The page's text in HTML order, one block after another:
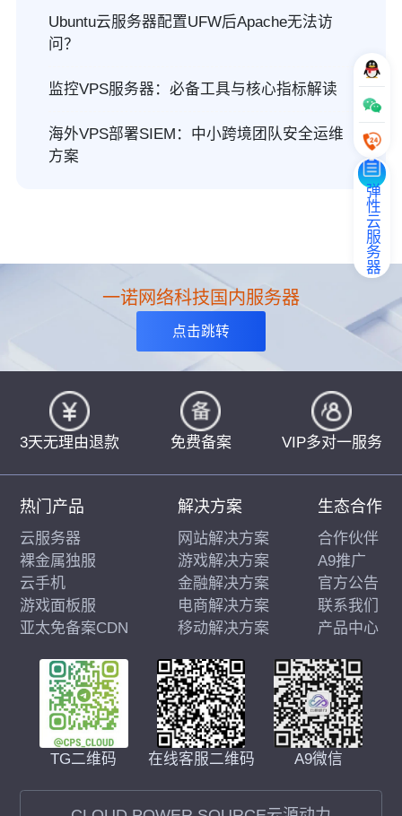
Ubuntu云服务器配置UFW后Apache无法访
问？
监控VPS服务器：必备工具与核心指标解读
海外VPS部署SIEM：中小跨境团队安全运维
方案
弹性云服务器
一诺网络科技国内服务器
点击跳转
3天无理由退款 免费备案 VIP多对一服务
TG二维码 在线客服二维码 A9微信
热门产品
云服务器
裸金属独服
云手机
游戏面板服
亚太免备案CDN
解决方案
网站解决方案
游戏解决方案
金融解决方案
电商解决方案
移动解决方案
生态合作
合作伙伴
A9推广
官方公告
联系我们
产品中心